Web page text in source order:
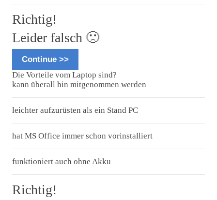
Richtig!
Leider falsch 🙁
Continue >>
Die Vorteile vom Laptop sind?
kann überall hin mitgenommen werden
leichter aufzurüsten als ein Stand PC
hat MS Office immer schon vorinstalliert
funktioniert auch ohne Akku
Richtig!